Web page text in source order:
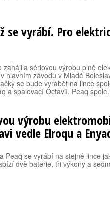
se vyrábí. Pro
zahájila sériovou výrobu plně
hlavním závodu v Mladé
se bude vyrábět na lince
a spalovací Octavií. Peaq
výrobu
vedle Elroqu a
Peaq se vyrábí na stejné lince
dvě baterie, tři výkony a